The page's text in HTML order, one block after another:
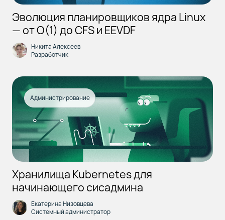
Эволюция планировщиков ядра Linux
— от O(1) до CFS и EEVDF
Никита Алексеев
Разработчик
Администрирование
Хранилища Kubernetes для
начинающего сисадмина
Екатерина Низовцева
Системный администратор